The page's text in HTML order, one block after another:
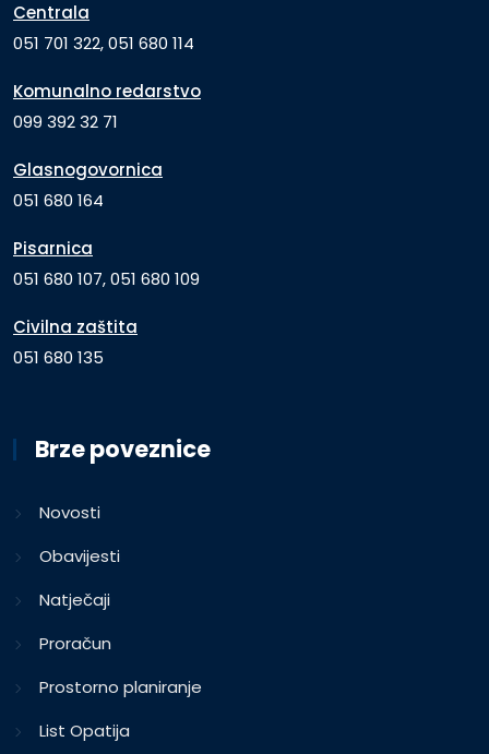
Centrala
051 701 322, 051 680 114
Komunalno redarstvo
099 392 32 71
Glasnogovornica
051 680 164
Pisarnica
051 680 107, 051 680 109
Civilna zaštita
051 680 135
Brze poveznice
Novosti
Obavijesti
Natječaji
Proračun
Prostorno planiranje
List Opatija